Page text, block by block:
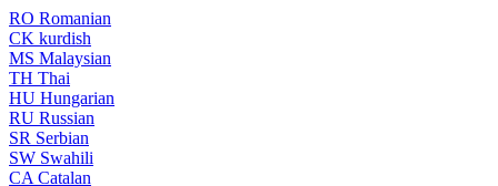
RO Romanian
CK kurdish
MS Malaysian
TH Thai
HU Hungarian
RU Russian
SR Serbian
SW Swahili
CA Catalan